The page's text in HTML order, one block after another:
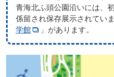
青海北ふ頭公園沿いには、
係留され保存展示されてい
学館
」があります。